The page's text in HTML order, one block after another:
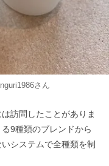
さん
訪問したことがありま
9種類のブレンドから
システムで全種類を制